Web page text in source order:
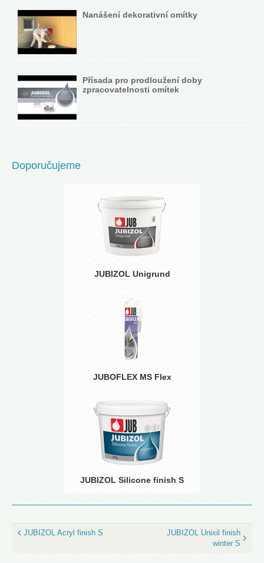
Nanášení dekorativní omítky
Přísada pro prodloužení doby
zpracovatelnosti omítek
Doporučujeme
JUBIZOL Unigrund
JUBOFLEX MS Flex
JUBIZOL Silicone finish S
JUBIZOL Acryl finish S
JUBIZOL Unixil finish
winter S